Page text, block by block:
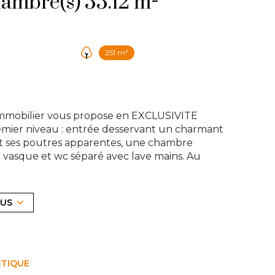
251 m²
vous propose en EXCLUSIVITE
niveau : entrée desservant un charmant
ses poutres apparentes, une chambre
et wc séparé avec lave mains. Au
Consommation de 145€/mois. Taxe
! Contactez notre agence au 01 39 83